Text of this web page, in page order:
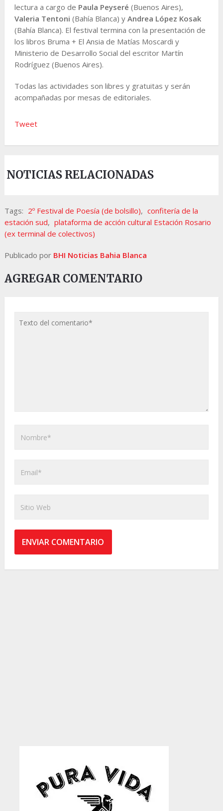
lectura a cargo de Paula Peyseré (Buenos Aires),
Valeria Tentoni (Bahía Blanca) y Andrea López Kosak
(Bahía Blanca). El festival termina con la presentación de
los libros Bruma + El Ansia de Matías Moscardi y
Ministerio de Desarrollo Social del escritor Martín
Rodríguez (Buenos Aires).
Todas las actividades son libres y gratuitas y serán
acompañadas por mesas de editoriales.
Tweet
NOTICIAS RELACIONADAS
Tags: 2º Festival de Poesía (de bolsillo), confitería de la
estación sud, plataforma de acción cultural Estación Rosario
(ex terminal de colectivos)
Publicado por BHI Noticias Bahia Blanca
AGREGAR COMENTARIO